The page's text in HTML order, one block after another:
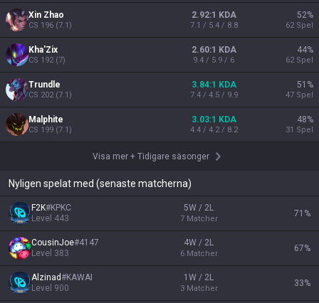
Xin Zhao
CS 196 (7.1)
2.92:1 KDA
7.1 / 5.4 / 8.8
52%
62 Spel
Kha'Zix
CS 192(7)
2.60:1 KDA
9.4 / 5.9 / 6
44%
62 Spel
Trundle
CS 202(7.1)
3.84:1 KDA
7.4 / 4.5 / 9.9
51 %
47 Spel
Malphite
CS 199 (7.1)
3.03:1 KDA
4.4 / 4.2 / 8.2
48%
31 Spel
Visa mer + Tidigare säsonger
Nyligen spelat med (senaste matcherna)
F2K#KPKC
Level 443
5W / 2L
7 Matcher
71 %
CousinJoe#4147
Level 383
4W / 2L
6 Matcher
67%
Alzinad#KAWAI
Level 900
1W / 2L
3 Matcher
33%